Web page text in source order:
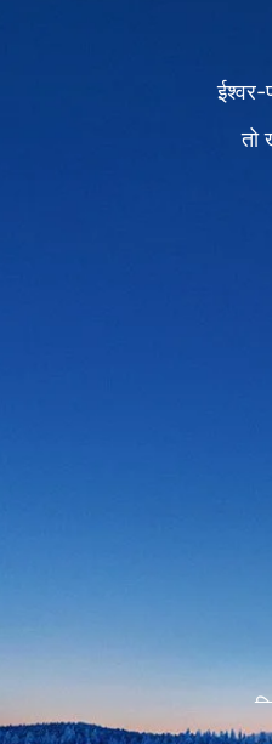
तो